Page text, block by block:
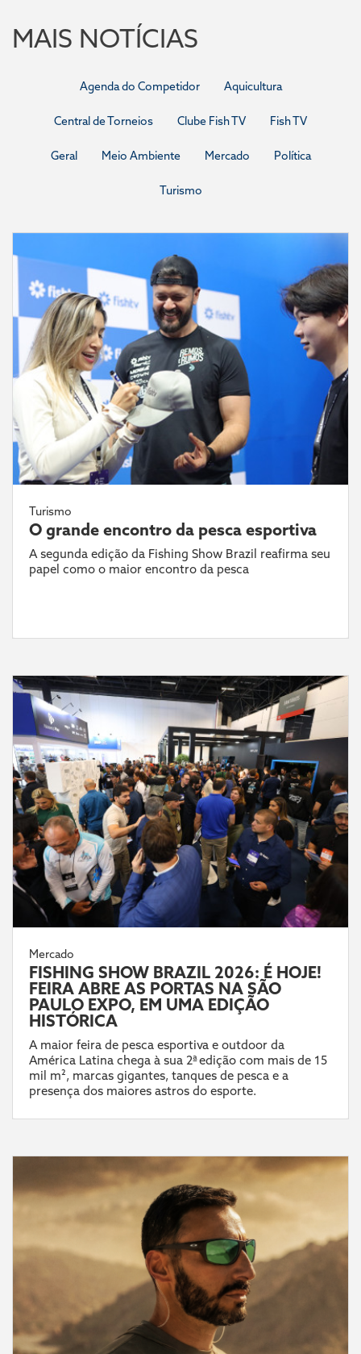
MAIS NOTÍCIAS
Agenda do Competidor Aquicultura
Central de Torneios Clube Fish TV Fish TV
Geral Meio Ambiente Mercado Política
Turismo
Turismo
O grande encontro da pesca esportiva
A segunda edição da Fishing Show Brazil reafirma seu
papel como o maior encontro da pesca
Mercado
FISHING SHOW BRAZIL 2026: É HOJE!
FEIRA ABRE AS PORTAS NA SÃO
PAULO EXPO, EM UMA EDIÇÃO
HISTÓRICA
A maior feira de pesca esportiva e outdoor da
América Latina chega à sua 2ª edição com mais de 15
mil m², marcas gigantes, tanques de pesca e a
presença dos maiores astros do esporte.